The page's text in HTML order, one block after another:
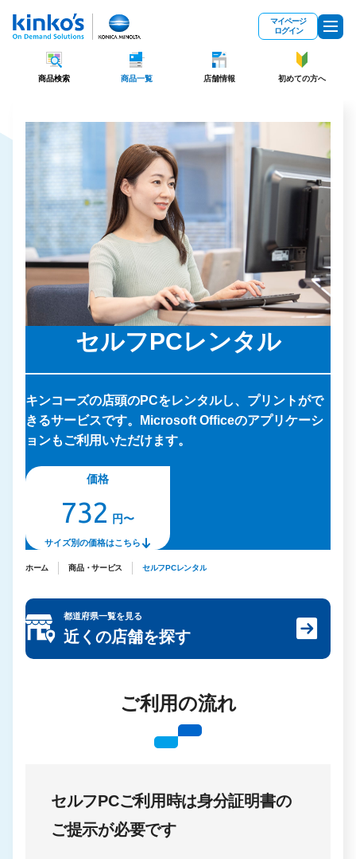
マイページ
ログイン
商品検索 商品一覧 店舗情報 初めての方へ
セルフPCレンタル
キンコーズの店頭のPCをレンタルし、プリントがで
きるサービスです。Microsoft Officeのアプリケーシ
ョンもご利用いただけます。
価格
732 円〜
サイズ別の価格はこちら
ホーム 商品・サービス セルフPCレンタル
都道府県一覧を見る
近くの店舗を探す
ご利用の流れ
セルフPCご利用時は身分証明書の
ご提示が必要です